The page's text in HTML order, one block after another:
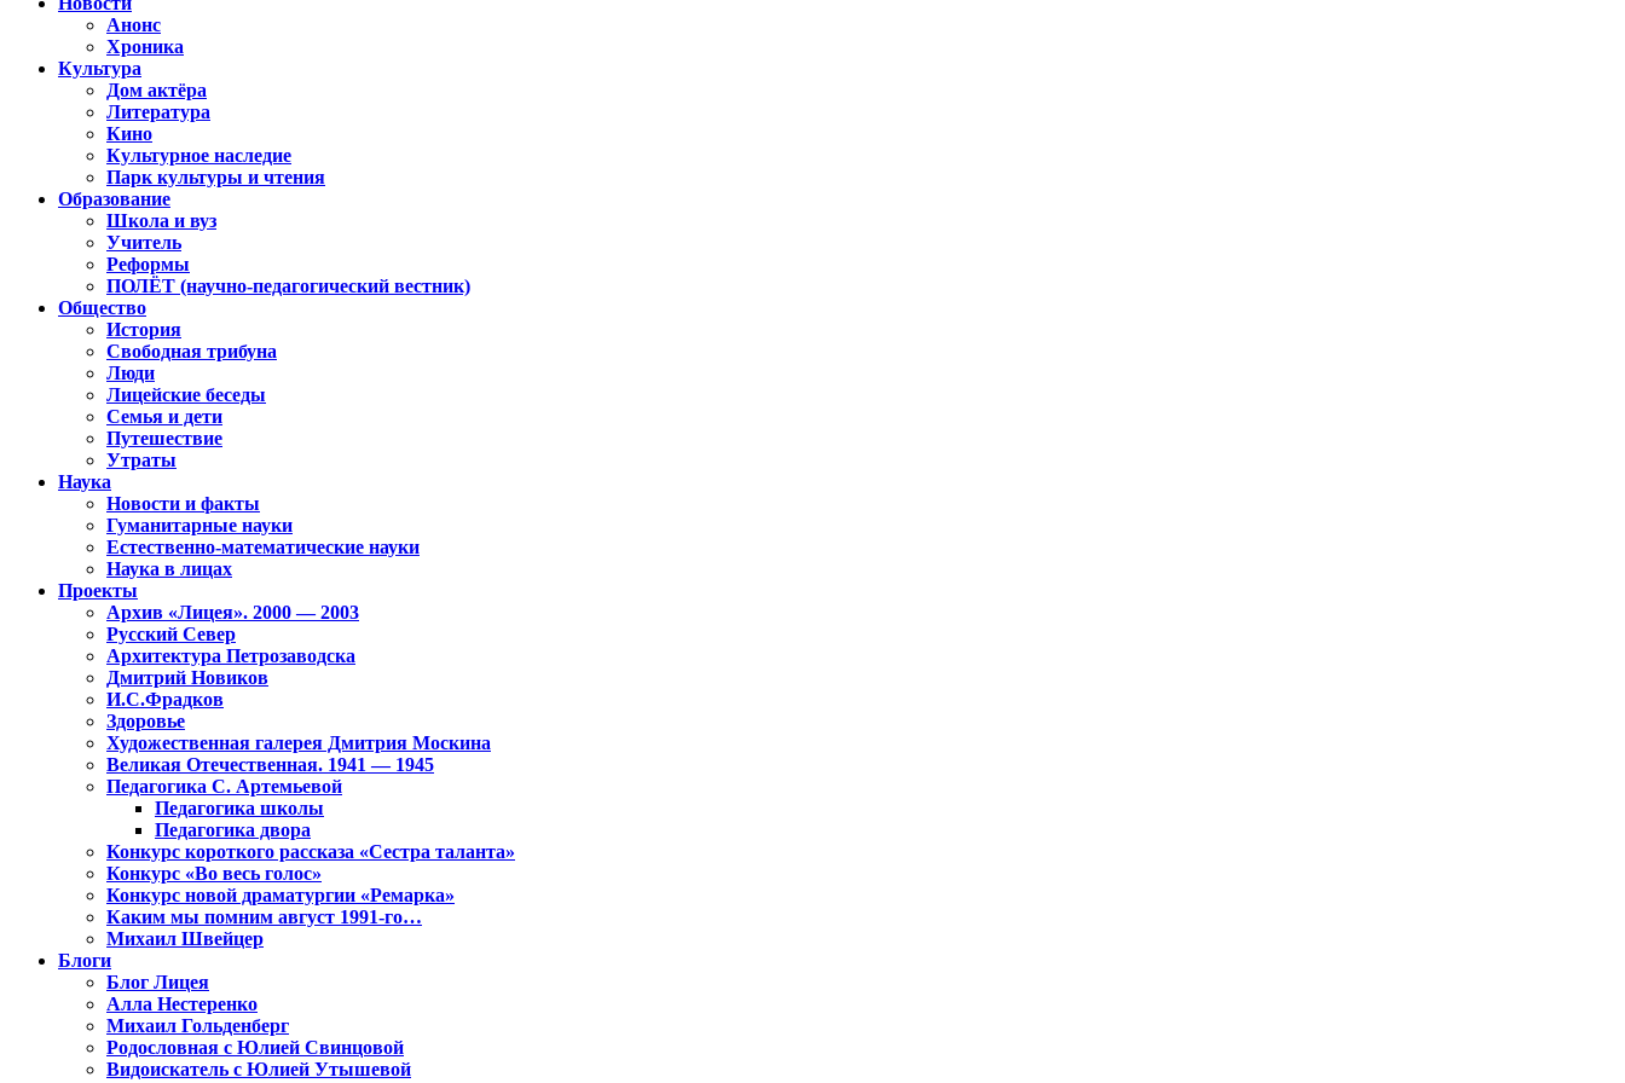
Анонс
Хроника
Культура
Дом актёра
Литература
Кино
Культурное наследие
Парк культуры и чтения
Образование
Школа и вуз
Учитель
Реформы
ПОЛЁТ (научно-педагогический вестник)
Общество
История
Свободная трибуна
Люди
Лицейские беседы
Семья и дети
Путешествие
Утраты
Наука
Новости и факты
Гуманитарные науки
Естественно-математические науки
Наука в лицах
Проекты
Архив «Лицея». 2000 — 2003
Русский Север
Архитектура Петрозаводска
Дмитрий Новиков
И.С.Фрадков
Здоровье
Художественная галерея Дмитрия Москина
Великая Отечественная. 1941 — 1945
Педагогика С. Артемьевой
Педагогика школы
Педагогика двора
Конкурс короткого рассказа «Сестра таланта»
Конкурс «Во весь голос»
Конкурс новой драматургии «Ремарка»
Каким мы помним август 1991-го…
Михаил Швейцер
Блоги
Блог Лицея
Алла Нестеренко
Михаил Гольденберг
Родословная с Юлией Свинцовой
Видоискатель с Юлией Утышевой